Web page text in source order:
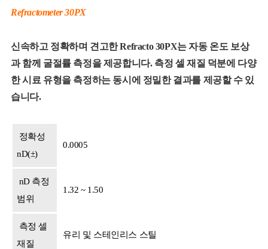
Refractometer 30PX
신속하고 정확하며 견고한 Refracto 30PX는 자동 온도 보상
과 함께 굴절률 측정을 제공합니다. 측정 셀 재질 덕분에 다양
한 시료 유형을 측정하는 동시에 정밀한 결과를 제공할 수 있
습니다.
정확성
nD(±)
0.0005
nD 측정
범위
1.32 ~ 1.50
측정 셀
재질
유리 및 스테인리스 스틸